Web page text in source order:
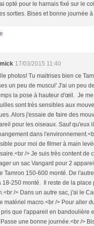
opté pour le harnais fixé sur le
sorties. Bises et bonne journée
17/03/2015 11:40
photos! Tu maitrises bien ce
un peu de muscul' J'ai un peu
la pose à hauteur d'œil. Je
sont très sensibles aux
Alors j'essaie de faire des
pour les oiseaux. Sauf qu'eux
dans
pour moi de filmer à main
/> Je suis très content de
un sac Vangard pour 2
Tamron 150-600 monté. De
18-250 monté. Il reste de la place
/> Dans un autre sac, j'ai le
matériel macro.<br /> Pour aller
que l'appareil en bandoulière
une bonne journée.<br />